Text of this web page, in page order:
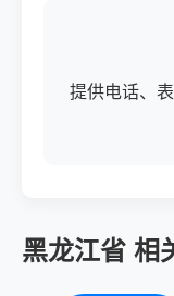
提供电话、
黑龙江省 相